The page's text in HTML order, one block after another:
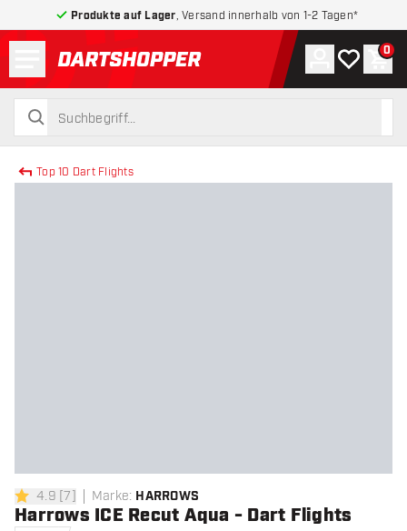
Produkte auf Lager , Versand innerhalb von 1-2 Tagen*
zurück zur Startseite
suchen
suchen
Konto
Meine 0
Top 10 Dart Flights
4.9 Bewertungssterne
4.9 [7] Marke: HARROWS
Harrows ICE Recut Aqua - Dart Flights